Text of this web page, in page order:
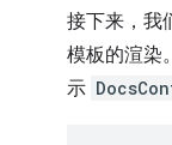
接下来，我
模板的渲染
示